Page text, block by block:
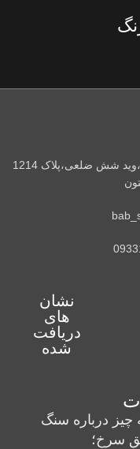
یزد،مجتمع تجاری ستاره، انتهای طبقه همکف،وید شش ضلعی،پلاک 1214
نشان
های
دریافت
شده
چیز درباره سنگ
سرخ؛